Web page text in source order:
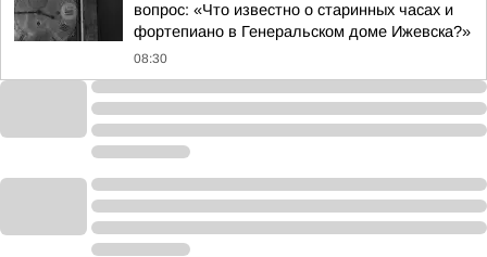
вопрос: «Что известно о старинных часах и
фортепиано в Генеральском доме Ижевска?»
08:30